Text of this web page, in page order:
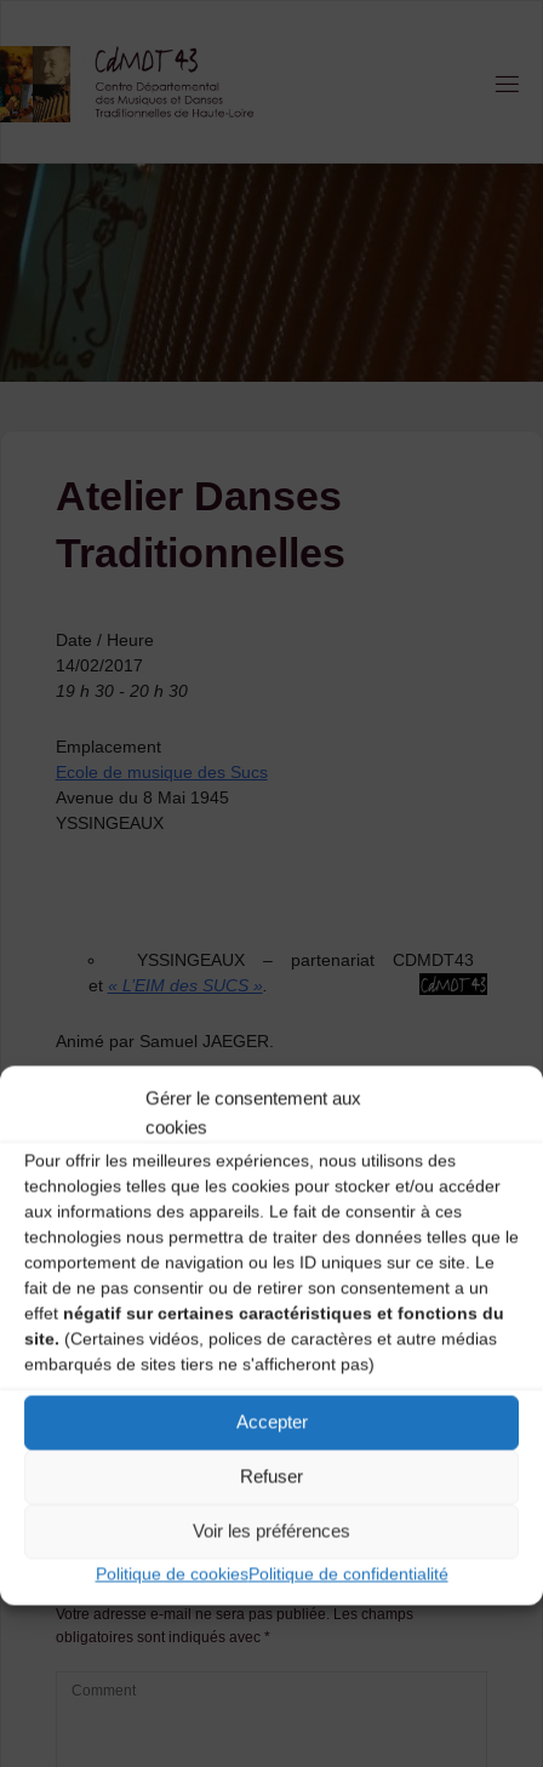
Gérer le consentement aux
cookies
Pour offrir les meilleures expériences, nous utilisons des
technologies telles que les cookies pour stocker et/ou accéder
aux informations des appareils. Le fait de consentir à ces
technologies nous permettra de traiter des données telles que le
comportement de navigation ou les ID uniques sur ce site. Le
fait de ne pas consentir ou de retirer son consentement a un
effet négatif sur certaines caractéristiques et fonctions du
site. (Certaines vidéos, polices de caractères et autre médias
embarqués de sites tiers ne s'afficheront pas)
Accepter
Refuser
Voir les préférences
Politique de cookiesPolitique de confidentialité
content
Atelier Danses
Traditionnelles
Date / Heure
14/02/2017
19 h 30 - 20 h 30
Emplacement
Ecole de musique des Sucs
Avenue du 8 Mai 1945
YSSINGEAUX
YSSINGEAUX – partenariat CDMDT43
et « L’EIM des SUCS »
Animé par Samuel JAEGER.
Maison des Sports et Loisirs – 1 mardi sur 2 de 19h30 à
20h30. Atelier tous niveaux et tous âges.
Renseignements : 04 71 02 92 53.
Catégories
Agenda
Atelier Danses Traditionnelles
Laisser un
commentaire
Votre adresse e-mail ne sera pas publiée. Les champs
obligatoires sont indiqués avec *